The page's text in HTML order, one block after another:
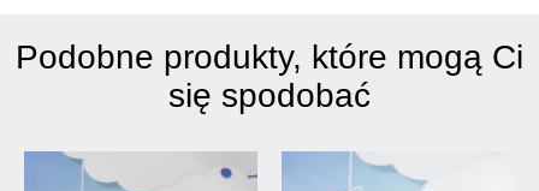
Podobne produkty, które mogą Ci
się spodobać